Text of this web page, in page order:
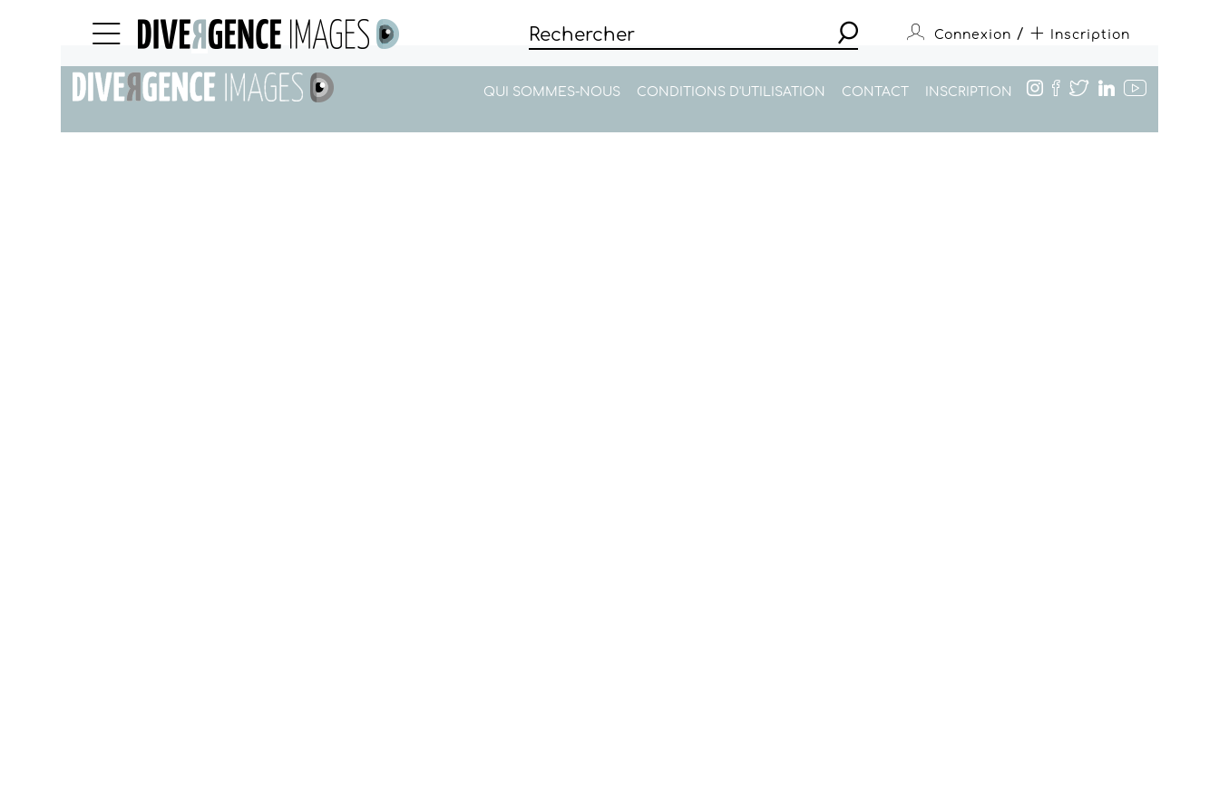
Connexion / Inscription
QUI SOMMES-NOUS CONDITIONS D'UTILISATION CONTACT INSCRIPTION